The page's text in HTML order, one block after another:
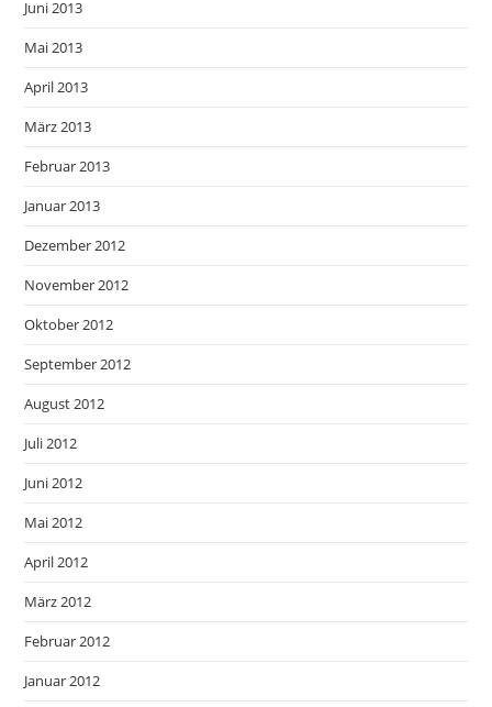
Juni 2013
Mai 2013
April 2013
März 2013
Februar 2013
Januar 2013
Dezember 2012
November 2012
Oktober 2012
September 2012
August 2012
Juli 2012
Juni 2012
Mai 2012
April 2012
März 2012
Februar 2012
Januar 2012